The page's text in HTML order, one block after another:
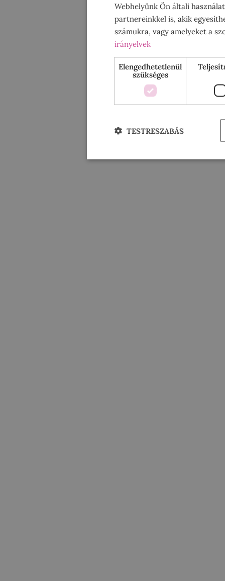
Webhelyünk Ön általi
partnereinkkel is, akik
számukra, vagy amelyeket a
irányelvek
Elengedhetetlenül
szükséges
TESTRESZABÁS